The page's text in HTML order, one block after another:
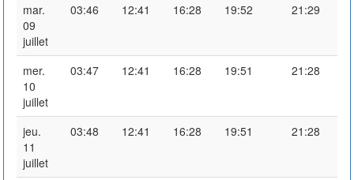
mar.
09
juillet
03:46 12:41 16:28 19:52 21:29
mer.
10
juillet
03:47 12:41 16:28 19:51 21:28
jeu.
11
juillet
03:48 12:41 16:28 19:51 21:28